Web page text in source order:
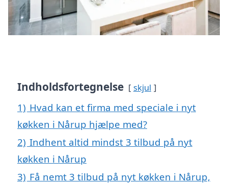
Indholdsfortegnelse skjul
1) Hvad kan et firma med speciale i nyt
køkken i Nårup hjælpe med?
2) Indhent altid mindst 3 tilbud på nyt
køkken i Nårup
3) Få nemt 3 tilbud på nyt køkken i Nårup,